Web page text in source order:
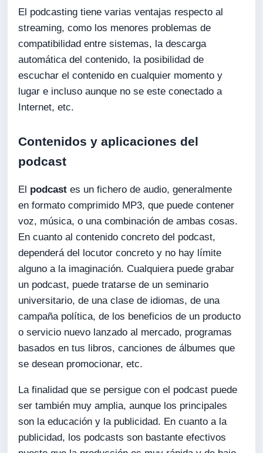
El podcasting tiene varias ventajas respecto al
streaming, como los menores problemas de
compatibilidad entre sistemas, la descarga
automática del contenido, la posibilidad de
escuchar el contenido en cualquier momento y
lugar e incluso aunque no se este conectado a
Internet, etc.
Contenidos y aplicaciones del
podcast
El podcast es un fichero de audio, generalmente
en formato comprimido MP3, que puede contener
voz, música, o una combinación de ambas cosas.
En cuanto al contenido concreto del podcast,
dependerá del locutor concreto y no hay límite
alguno a la imaginación. Cualquiera puede grabar
un podcast, puede tratarse de un seminario
universitario, de una clase de idiomas, de una
campaña política, de los beneficios de un producto
o servicio nuevo lanzado al mercado, programas
basados en tus libros, canciones de álbumes que
se desean promocionar, etc.
La finalidad que se persigue con el podcast puede
ser también muy amplia, aunque los principales
son la educación y la publicidad. En cuanto a la
publicidad, los podcasts son bastante efectivos